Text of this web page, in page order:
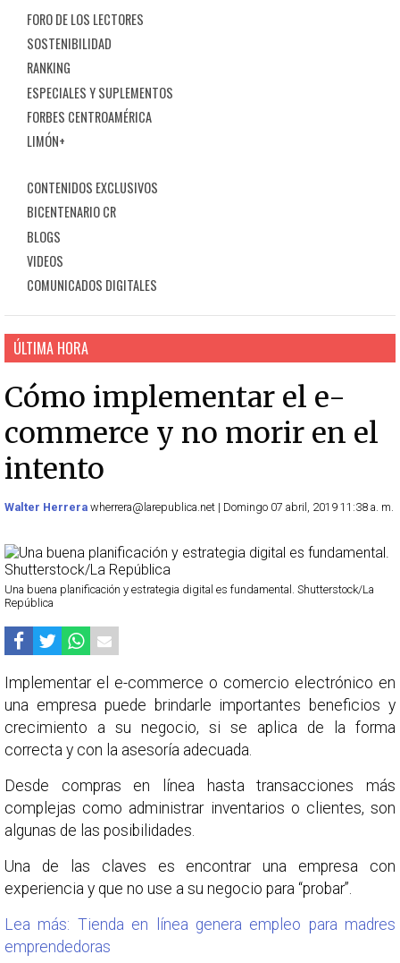
FORO DE LOS LECTORES
SOSTENIBILIDAD
RANKING
ESPECIALES Y SUPLEMENTOS
FORBES CENTROAMÉRICA
LIMÓN+
CONTENIDOS EXCLUSIVOS
BICENTENARIO CR
BLOGS
VIDEOS
COMUNICADOS DIGITALES
ÚLTIMA HORA
Cómo implementar el e-
commerce y no morir en el
intento
Walter Herrera wherrera@larepublica.net | Domingo 07 abril, 2019 11:38 a. m.
Una buena planificación y estrategia digital es fundamental. Shutterstock/La
República
Implementar el e-commerce o comercio electrónico en
una empresa puede brindarle importantes beneficios y
crecimiento a su negocio, si se aplica de la forma
correcta y con la asesoría adecuada.
Desde compras en línea hasta transacciones más
complejas como administrar inventarios o clientes, son
algunas de las posibilidades.
Una de las claves es encontrar una empresa con
experiencia y que no use a su negocio para “probar”.
Lea más: Tienda en línea genera empleo para madres
emprendedoras